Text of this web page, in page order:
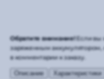
Обратите внимание!Если вы
заряженным аккумулятором,
в комментарии к заказу.
Описание Характеристики